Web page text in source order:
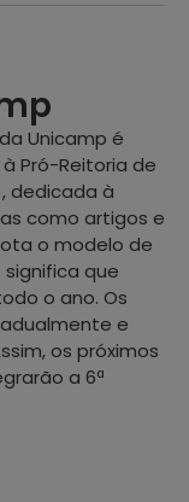
Unicamp é
Pró-Reitoria de
dedicada à
como artigos e
o modelo de
que
o ano. Os
e
os próximos
a 6ª